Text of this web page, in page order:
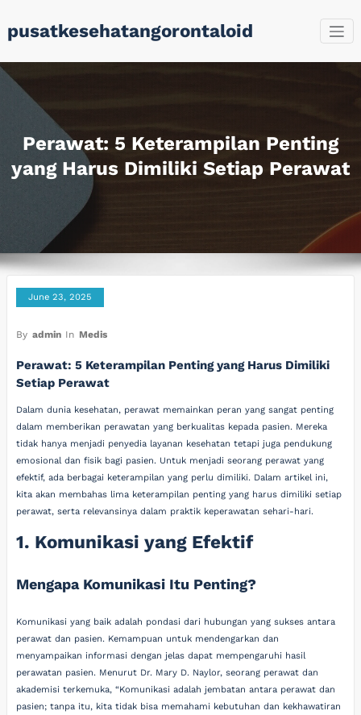
to
content
pusatkesehatangorontaloid
Perawat: 5 Keterampilan Penting
yang Harus Dimiliki Setiap Perawat
June 23, 2025
By admin In Medis
Perawat: 5 Keterampilan Penting yang Harus Dimiliki
Setiap Perawat
Dalam dunia kesehatan, perawat memainkan peran yang sangat penting
dalam memberikan perawatan yang berkualitas kepada pasien. Mereka
tidak hanya menjadi penyedia layanan kesehatan tetapi juga pendukung
emosional dan fisik bagi pasien. Untuk menjadi seorang perawat yang
efektif, ada berbagai keterampilan yang perlu dimiliki. Dalam artikel ini,
kita akan membahas lima keterampilan penting yang harus dimiliki setiap
perawat, serta relevansinya dalam praktik keperawatan sehari-hari.
1. Komunikasi yang Efektif
Mengapa Komunikasi Itu Penting?
Komunikasi yang baik adalah pondasi dari hubungan yang sukses antara
perawat dan pasien. Kemampuan untuk mendengarkan dan
menyampaikan informasi dengan jelas dapat mempengaruhi hasil
perawatan pasien. Menurut Dr. Mary D. Naylor, seorang perawat dan
akademisi terkemuka, “Komunikasi adalah jembatan antara perawat dan
pasien; tanpa itu, kita tidak bisa memahami kebutuhan dan kekhawatiran